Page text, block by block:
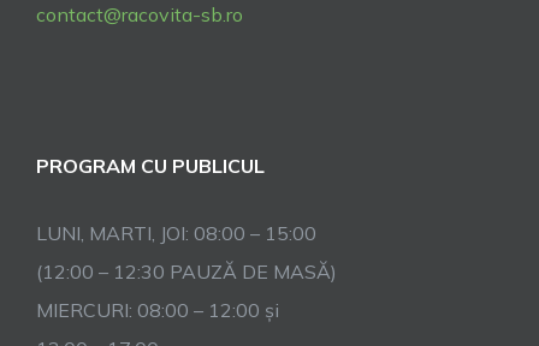
contact@racovita-sb.ro
PROGRAM CU PUBLICUL
LUNI, MARTI, JOI: 08:00 – 15:00
(12:00 – 12:30 PAUZĂ DE MASĂ)
MIERCURI: 08:00 – 12:00 și